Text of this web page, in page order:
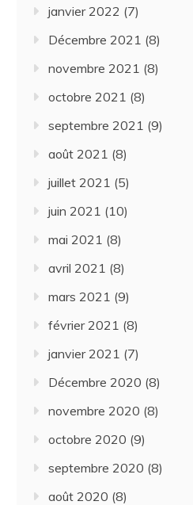
janvier 2022 (7)
Décembre 2021 (8)
novembre 2021 (8)
octobre 2021 (8)
septembre 2021 (9)
août 2021 (8)
juillet 2021 (5)
juin 2021 (10)
mai 2021 (8)
avril 2021 (8)
mars 2021 (9)
février 2021 (8)
janvier 2021 (7)
Décembre 2020 (8)
novembre 2020 (8)
octobre 2020 (9)
septembre 2020 (8)
août 2020 (8)